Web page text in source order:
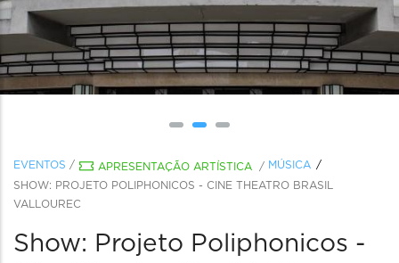
EVENTOS / APRESENTAÇÃO ARTÍSTICA / MÚSICA
SHOW: PROJETO POLIPHONICOS - CINE THEATRO BRASIL
VALLOUREC
Show: Projeto Poliphonicos -